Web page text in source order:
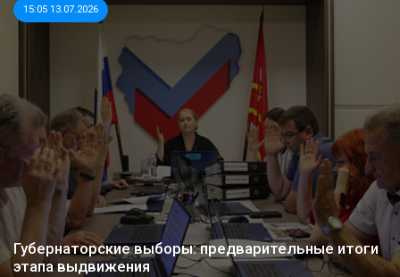
15:05 13.07.2026
Губернаторские выборы: предварительные итоги
этапа выдвижения